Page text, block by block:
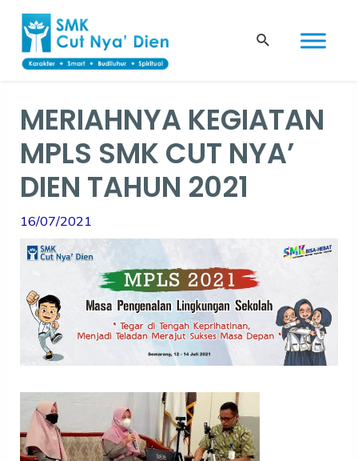
Skip
content
Search
MERIAHNYA KEGIATAN
MPLS SMK CUT NYA’
DIEN TAHUN 2021
16/07/2021
Post
navigation